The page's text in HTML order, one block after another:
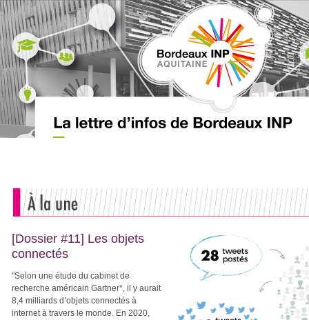
[Dossier #11] Les objets
connectés
"Selon une étude du cabinet de
recherche américain Gartner*, il y aurait
8,4 milliards d’objets connectés à
internet à travers le monde. En 2020,